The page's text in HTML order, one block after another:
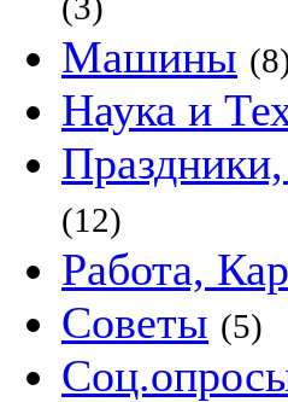
Машины
Наука и
(12)
Работа,
Советы (5)